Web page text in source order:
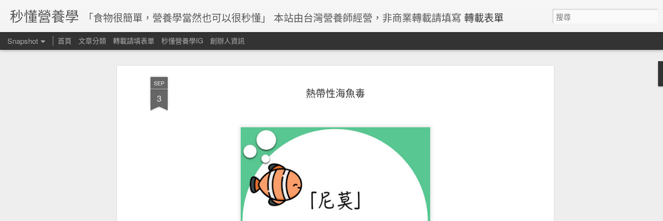
SEP
3 熱帶性海魚毒
秒懂營養學 「食物很簡單，營養學當然也可以很秒懂」 本站由台灣營養師經營，非商業轉載請填寫 轉載表單
Snapshot 首頁 文章分類 轉載請填表單 秒懂營養學IG 創辦人資訊
早餐與減重關係